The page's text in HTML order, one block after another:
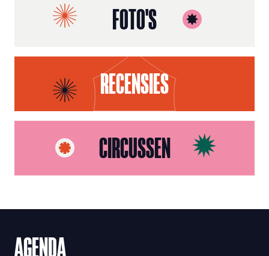
FOTO'S
RECENSIES
CIRCUSSEN
AGENDA